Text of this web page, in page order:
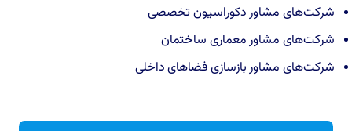
شرکت‌های مشاور دکوراسیون تخصصی
شرکت‌های مشاور معماری ساختمان
شرکت‌های مشاور بازسازی فضاهای داخلی